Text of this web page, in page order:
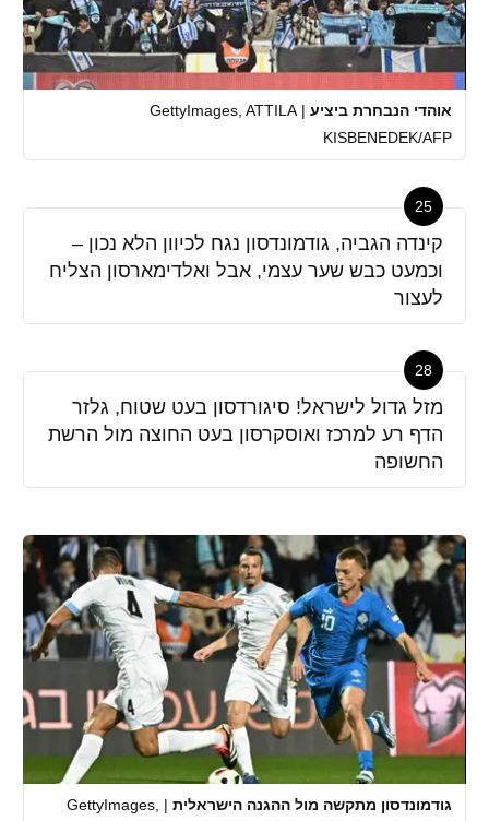
אוהדי הנבחרת ביציע |
GettyImages, ATTILA
KISBENEDEK/AFP
25
קינדה הגביה, גודמונדסון נגח לכיוון הלא נכון –
וכמעט כבש שער עצמי, אבל ואלדימארסון הצליח
לעצור
28
מזל גדול לישראל! סיגורדסון בעט שטוח, גלזר
הדף רע למרכז ואוסקרסון בעט החוצה מול הרשת
החשופה
גודמונדסון מתקשה מול ההגנה הישראלית |
GettyImages,